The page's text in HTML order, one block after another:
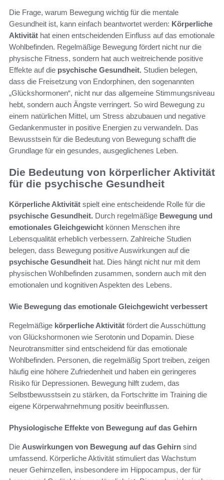
Die Frage, warum Bewegung wichtig für die mentale
Gesundheit ist, kann einfach beantwortet werden: Körperliche
Aktivität hat einen entscheidenden Einfluss auf das emotionale
Wohlbefinden. Regelmäßige Bewegung fördert nicht nur die
physische Fitness, sondern hat auch weitreichende positive
Effekte auf die psychische Gesundheit. Studien belegen,
dass die Freisetzung von Endorphinen, den sogenannten
„Glückshormonen“, nicht nur das allgemeine Stimmungsniveau
hebt, sondern auch Ängste verringert. So wird Bewegung zu
einem natürlichen Mittel, um Stress abzubauen und negative
Gedankenmuster in positive Energien zu verwandeln. Das
Bewusstsein für die Bedeutung von Bewegung schafft die
Grundlage für ein gesundes, ausgeglichenes Leben.
Die Bedeutung von körperlicher Aktivität
für die psychische Gesundheit
Körperliche Aktivität spielt eine entscheidende Rolle für die
psychische Gesundheit. Durch regelmäßige Bewegung und
emotionales Gleichgewicht können Menschen ihre
Lebensqualität erheblich verbessern. Zahlreiche Studien
belegen, dass Bewegung positive Auswirkungen auf die
psychische Gesundheit hat. Dies hängt nicht nur mit dem
physischen Wohlbefinden zusammen, sondern auch mit den
emotionalen und kognitiven Aspekten des Lebens.
Wie Bewegung das emotionale Gleichgewicht verbessert
Regelmäßige körperliche Aktivität fördert die Ausschüttung
von Glückshormonen wie Serotonin und Dopamin. Diese
Neurotransmitter sind entscheidend für das emotionale
Wohlbefinden. Personen, die regelmäßig Sport treiben, zeigen
häufig eine höhere Zufriedenheit und haben ein geringeres
Risiko für Depressionen. Bewegung hilft zudem, das
Selbstbewusstsein zu stärken, da Fortschritte im Training die
eigene Körperwahrnehmung positiv beeinflussen.
Physiologische Effekte von Bewegung auf das Gehirn
Die Auswirkungen von Bewegung auf das Gehirn sind
umfassend. Körperliche Aktivität stimuliert das Wachstum
neuer Gehirnzellen, insbesondere im Hippocampus, der für